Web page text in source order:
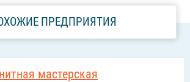
ПРЕДПРИЯТИЯ
мастерская